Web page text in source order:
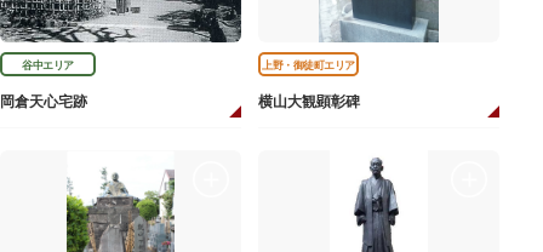
谷中エリア
岡倉天心宅跡
上野・御徒町エリア
横山大観顕彰碑